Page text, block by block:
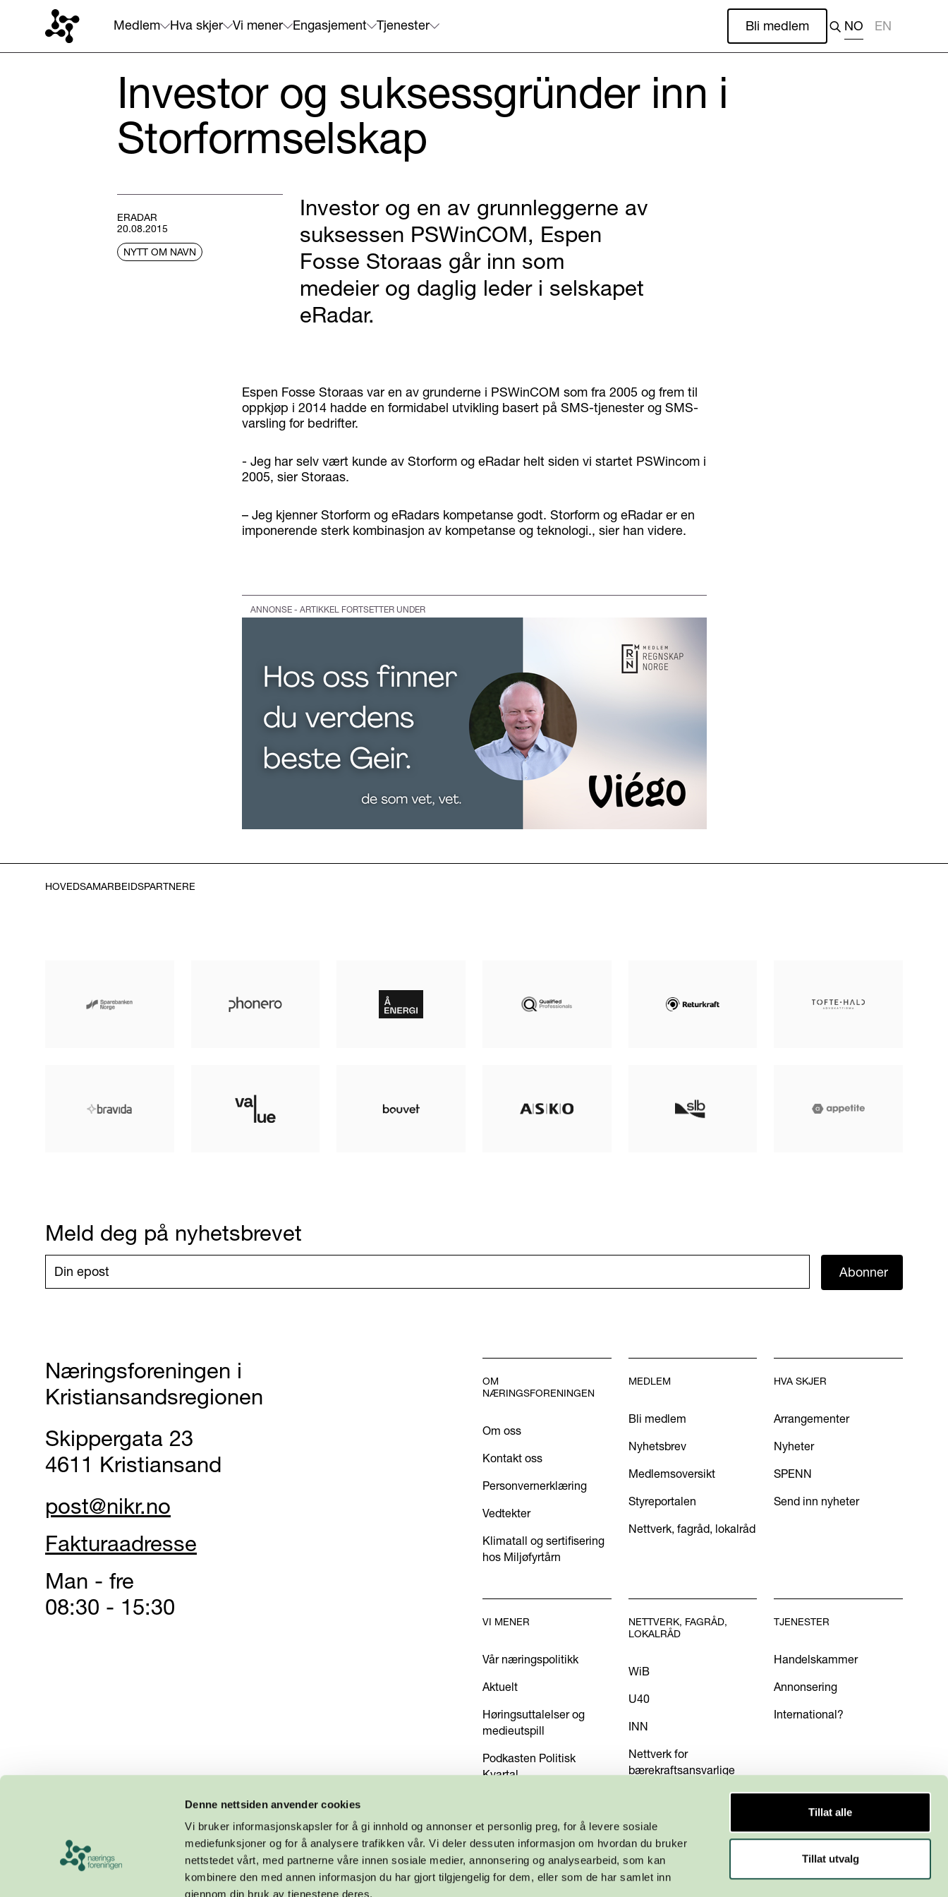
Denne nettsiden anvender cookies
Vi bruker informasjonskapsler for å gi innhold og annonser et personlig preg, for å levere sosiale
mediefunksjoner og for å analysere trafikken vår. Vi deler dessuten informasjon om hvordan du bruker
nettstedet vårt, med partnerne våre innen sosiale medier, annonsering og analysearbeid, som kan
kombinere den med annen informasjon du har gjort tilgjengelig for dem, eller som de har samlet inn
gjennom din bruk av tjenestene deres.
Tillat alle
Tillat utvalg
Medlem Hva skjer Vi mener Engasjement Tjenester Bli medlem NO EN
Investor og suksessgründer inn i
Storformselskap
ERADAR
20.08.2015
NYTT OM NAVN
Investor og en av grunnleggerne av
suksessen PSWinCOM, Espen
Fosse Storaas går inn som
medeier og daglig leder i selskapet
eRadar.
Espen Fosse Storaas var en av grunderne i PSWinCOM som fra 2005 og frem til
oppkjøp i 2014 hadde en formidabel utvikling basert på SMS-tjenester og SMS-
varsling for bedrifter.
- Jeg har selv vært kunde av Storform og eRadar helt siden vi startet PSWincom i
2005, sier Storaas.
– Jeg kjenner Storform og eRadars kompetanse godt. Storform og eRadar er en
imponerende sterk kombinasjon av kompetanse og teknologi., sier han videre.
ANNONSE - ARTIKKEL FORTSETTER UNDER
HOVEDSAMARBEIDSPARTNERE
Meld deg på nyhetsbrevet
Abonner
Næringsforeningen i
Kristiansandsregionen
Skippergata 23
4611 Kristiansand
post@nikr.no
Fakturaadresse
Man - fre
08:30 - 15:30
OM
NÆRINGSFORENINGEN
Om oss
Kontakt oss
Personvernerklæring
Vedtekter
Klimatall og sertifisering
hos Miljøfyrtårn
MEDLEM
Bli medlem
Nyhetsbrev
Medlemsoversikt
Styreportalen
Nettverk, fagråd, lokalråd
HVA SKJER
Arrangementer
Nyheter
SPENN
Send inn nyheter
VI MENER
Vår næringspolitikk
Aktuelt
Høringsuttalelser og
medieutspill
Podkasten Politisk
Kvartal
NETTVERK, FAGRÅD,
LOKALRÅD
WiB
U40
INN
Nettverk for
bærekraftsansvarlige
TJENESTER
Handelskammer
Annonsering
International?